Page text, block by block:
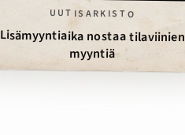
UUTISARKISTO
Lisämyyntiaika nostaa tilaviinien
myyntiä